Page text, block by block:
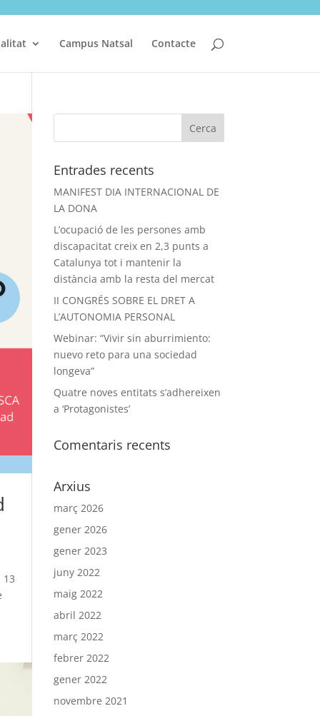
Campus Natsal Contacte
13
Entrades recents
MANIFEST DIA INTERNACIONAL DE
LA DONA
L’ocupació de les persones amb
discapacitat creix en 2,3 punts a
Catalunya tot i mantenir la
distància amb la resta del mercat
II CONGRÉS SOBRE EL DRET A
L’AUTONOMIA PERSONAL
Webinar: “Vivir sin aburrimiento:
nuevo reto para una sociedad
longeva”
Quatre noves entitats s’adhereixen
a ‘Protagonistes’
Comentaris recents
Arxius
març 2026
gener 2026
gener 2023
juny 2022
maig 2022
abril 2022
març 2022
febrer 2022
gener 2022
novembre 2021